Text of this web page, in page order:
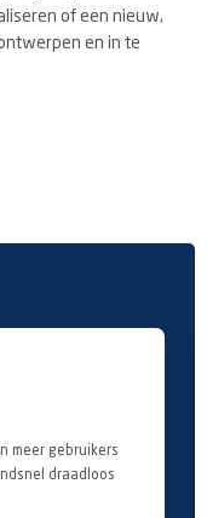
of een nieuw,
en in te
meer gebruikers
draadloos